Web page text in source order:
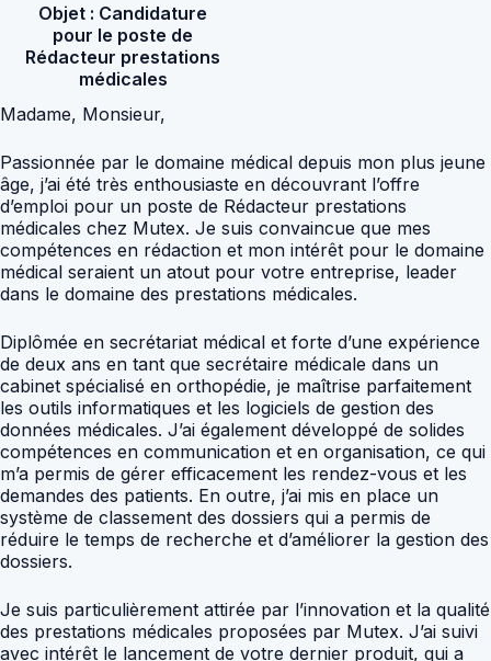
Objet : Candidature
pour le poste de
Rédacteur prestations
médicales
Madame, Monsieur,
Passionnée par le domaine médical depuis mon plus jeune
âge, j’ai été très enthousiaste en découvrant l’offre
d’emploi pour un poste de Rédacteur prestations
médicales chez Mutex. Je suis convaincue que mes
compétences en rédaction et mon intérêt pour le domaine
médical seraient un atout pour votre entreprise, leader
dans le domaine des prestations médicales.
Diplômée en secrétariat médical et forte d’une expérience
de deux ans en tant que secrétaire médicale dans un
cabinet spécialisé en orthopédie, je maîtrise parfaitement
les outils informatiques et les logiciels de gestion des
données médicales. J’ai également développé de solides
compétences en communication et en organisation, ce qui
m’a permis de gérer efficacement les rendez-vous et les
demandes des patients. En outre, j’ai mis en place un
système de classement des dossiers qui a permis de
réduire le temps de recherche et d’améliorer la gestion des
dossiers.
Je suis particulièrement attirée par l’innovation et la qualité
des prestations médicales proposées par Mutex. J’ai suivi
avec intérêt le lancement de votre dernier produit, qui a